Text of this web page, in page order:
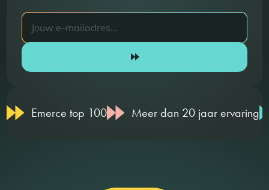
Emerce top 100 Meer dan 20 jaar ervaring